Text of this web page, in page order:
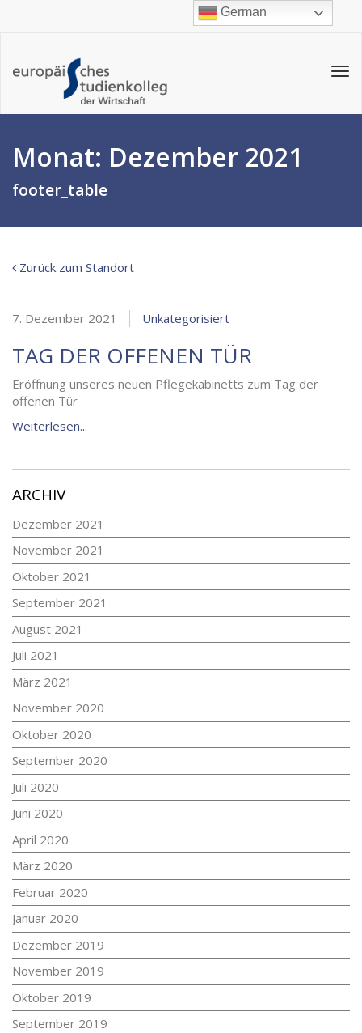
Monat: Dezember 2021
footer_table
Zurück zum Standort
7. Dezember 2021 Unkategorisiert
TAG DER OFFENEN TÜR
Eröffnung unseres neuen Pflegekabinetts zum Tag der
offenen Tür
Weiterlesen...
ARCHIV
Dezember 2021
November 2021
Oktober 2021
September 2021
August 2021
Juli 2021
März 2021
November 2020
Oktober 2020
September 2020
Juli 2020
Juni 2020
April 2020
März 2020
Februar 2020
Januar 2020
Dezember 2019
November 2019
Oktober 2019
September 2019
German